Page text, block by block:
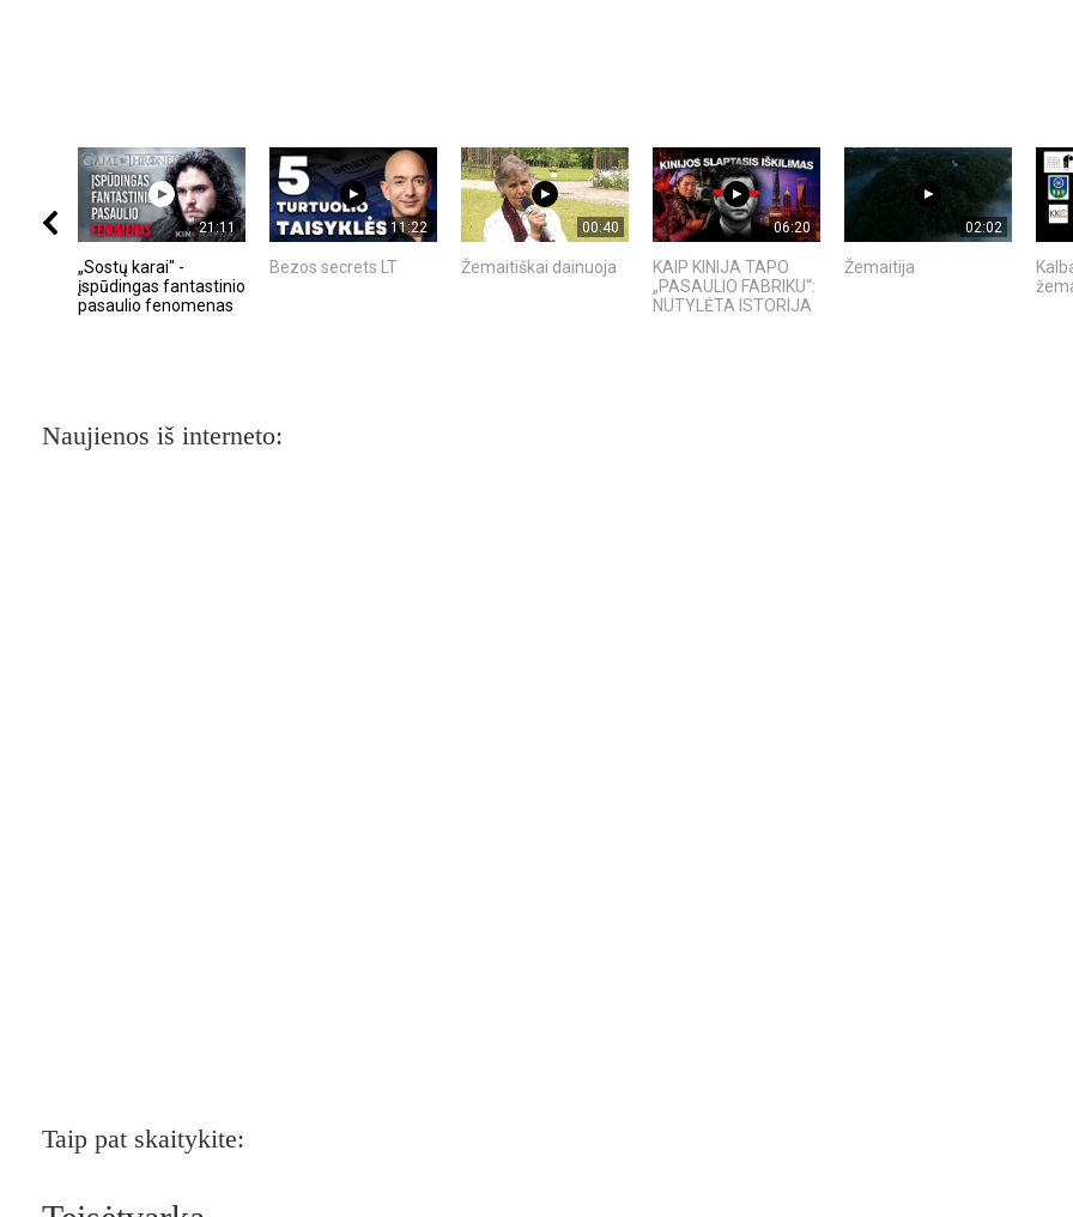
21:11
„Sostų karai" -
įspūdingas fantastinio
pasaulio fenomenas
11:22
Bezos secrets LT
00:40
Žemaitiškai dainuoja
06:20
KAIP KINIJA TAPO
„PASAULIO FABRIKU“:
NUTYLĖTA ISTORIJA
02:02
Žemaitija
Naujienos iš interneto:
Taip pat skaitykite: